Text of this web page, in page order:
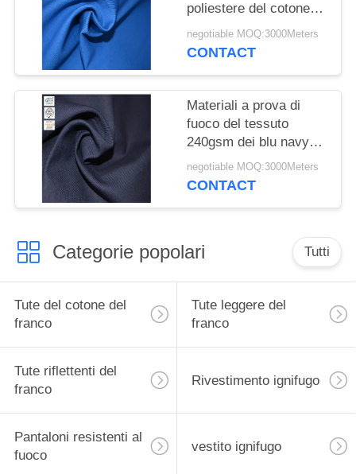
poliestere del cotone
negotiable MOQ:3000Meters
CONTACT
Materiali a prova di
fuoco del tessuto
240gsm dei blu navy
CVC
negotiable MOQ:3000Meters
CONTACT
Categorie popolari Tutti
Tute del cotone del
franco
Tute leggere del
franco
Tute riflettenti del
franco
Rivestimento ignifugo
Pantaloni resistenti al
fuoco
vestito ignifugo